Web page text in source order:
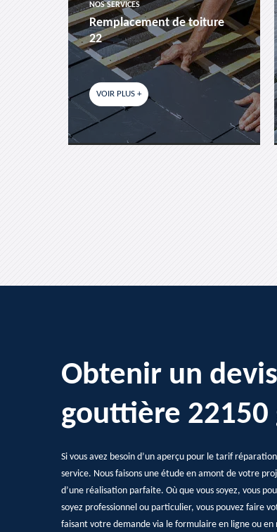
NOS SERVICES
Remplacement de toiture
22
VOIR PLUS +
Obtenir un
gouttière
Si vous avez besoin d’un aperçu pour le tarif
service. Nous faisons une étude en amont de votre
d’une réalisation parfaite. Où que vous soyez, vous
soyez professionnel ou particulier, vous pouvez faire
faisant votre demande via le formulaire en ligne ou